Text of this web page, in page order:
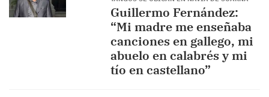
Guillermo Fernández:
“Mi madre me enseñaba
canciones en gallego, mi
abuelo en calabrés y mi
tío en castellano”